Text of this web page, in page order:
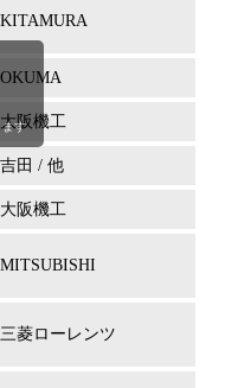
KITAMURA
OKUMA
大阪機工
吉田 / 他
大阪機工
MITSUBISHI
三菱ローレンツ
ます